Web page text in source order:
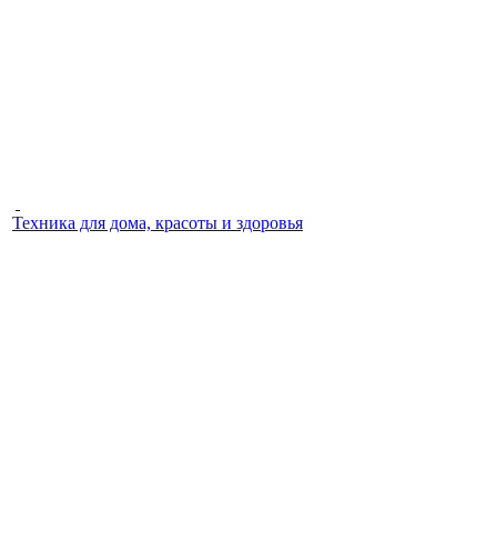
Техника для дома, красоты и здоровья